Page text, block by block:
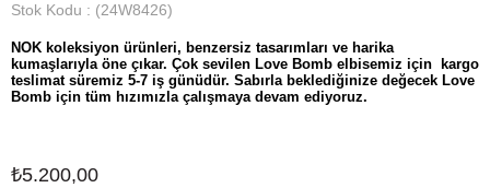
Stok Kodu (24W8426)
NOK koleksiyon ürünleri, benzersiz tasarımları ve harika
kumaşlarıyla öne çıkar. Çok sevilen Love Bomb elbisemiz için kargo
teslimat süremiz 5-7 iş günüdür. Sabırla beklediğinize değecek Love
Bomb için tüm hızımızla çalışmaya devam ediyoruz.
₺5.200,00